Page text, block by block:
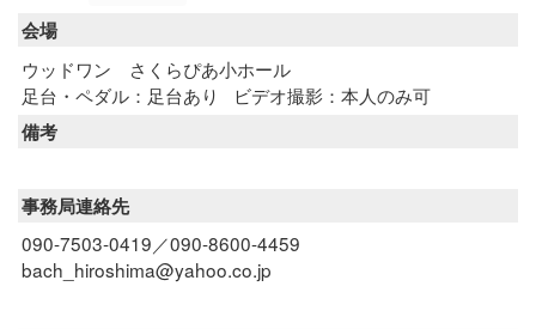
会場
ウッドワン さくらぴあ小ホール
足台・ペダル：足台あり
ビデオ撮影：本人のみ可
備考
事務局連絡先
090-7503-0419／090-8600-4459
bach_hiroshima@yahoo.co.jp